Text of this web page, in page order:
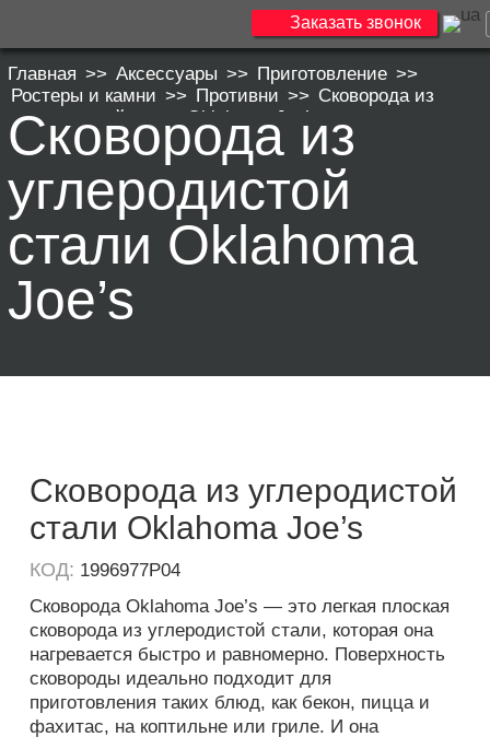
Заказать звонок
Главная >> Аксессуары >> Приготовление >>
Ростеры и камни >> Противни >> Сковорода из
углеродистой стали Oklahoma Joe’s
Сковорода из
углеродистой
стали Oklahoma
Joe’s
Сковорода из углеродистой
стали Oklahoma Joe’s
КОД: 1996977P04
Сковорода Oklahoma Joe’s — это легкая плоская
сковорода из углеродистой стали, которая она
нагревается быстро и равномерно. Поверхность
сковороды идеально подходит для
приготовления таких блюд, как бекон, пицца и
фахитас, на коптильне или гриле. И она